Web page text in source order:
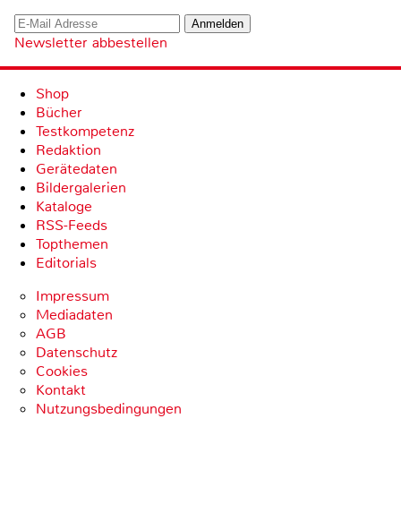
Newsletter abbestellen
Shop
Bücher
Testkompetenz
Redaktion
Gerätedaten
Bildergalerien
Kataloge
RSS-Feeds
Topthemen
Editorials
Impressum
Mediadaten
AGB
Datenschutz
Cookies
Kontakt
Nutzungsbedingungen